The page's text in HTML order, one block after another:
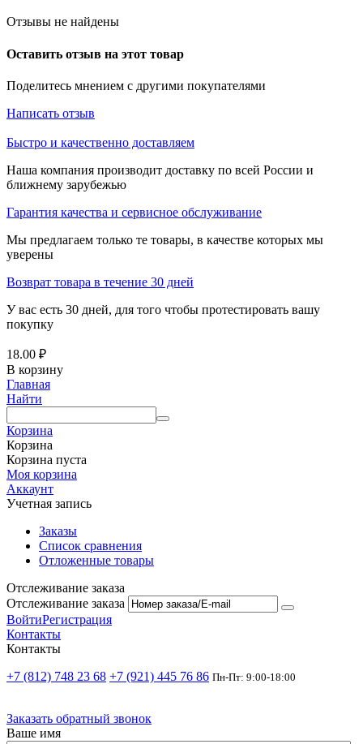
Отзывы не найдены
Оставить отзыв на этот товар
Поделитесь мнением с другими покупателями
Написать отзыв
Быстро и качественно доставляем
Наша компания производит доставку по всей России и
ближнему зарубежью
Гарантия качества и сервисное обслуживание
Мы предлагаем только те товары, в качестве которых мы
уверены
Возврат товара в течение 30 дней
У вас есть 30 дней, для того чтобы протестировать вашу
покупку
18.00 ₽
В корзину
Главная
Найти
Корзина
Корзина
Корзина пуста
Моя корзина
Аккаунт
Учетная запись
Заказы
Список сравнения
Отложенные товары
Отслеживание заказа
Отслеживание заказа
ВойтиРегистрация
Контакты
Контакты
+7 (812) 748 23 68 +7 (921) 445 76 86 Пн-Пт: 9:00-18:00
Заказать обратный звонок
Ваше имя